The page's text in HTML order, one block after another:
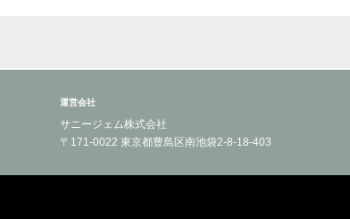
運営会社
サニージェム株式会社
〒171-0022 東京都豊島区南池袋2-8-18-403